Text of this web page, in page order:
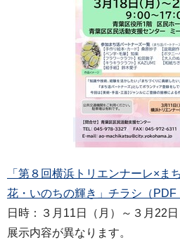
「第８回横浜トリエンナーレ×ま
花・いのちの輝き」チラシ（PDF
日時：３月11日（月）～３月22
展示内容が異なります。